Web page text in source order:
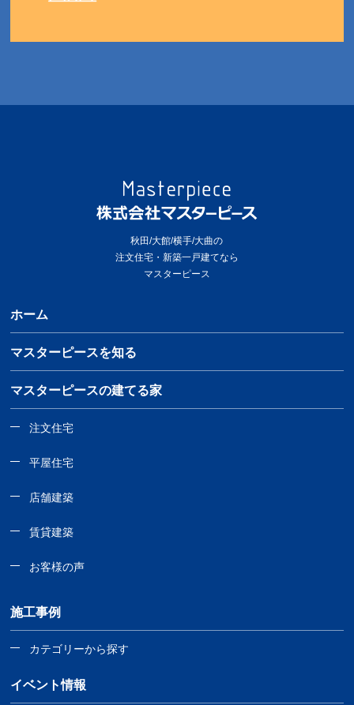
秋田/大館/横手/大曲の
注文住宅・新築一戸建てなら
マスターピース
ホーム
マスターピースを知る
マスターピースの建てる家
注文住宅
平屋住宅
店舗建築
賃貸建築
お客様の声
施工事例
カテゴリーから探す
イベント情報